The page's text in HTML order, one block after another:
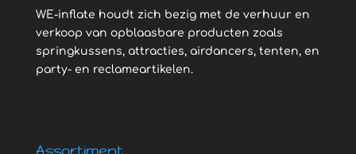
WE-inflate houdt zich bezig met de verhuur en
verkoop van opblaasbare producten zoals
springkussens, attracties, airdancers, tenten, en
party- en reclameartikelen.